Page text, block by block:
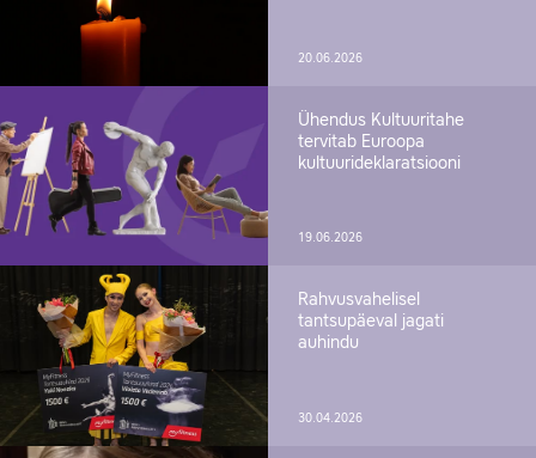
20.06.2026
Ühendus Kultuuritahe
tervitab Euroopa
kultuurideklaratsiooni
19.06.2026
Rahvusvahelisel
tantsupäeval jagati
auhindu
30.04.2026